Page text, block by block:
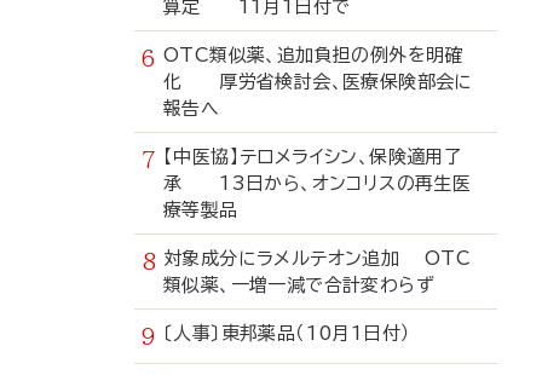
算定 11月1日付で
OTC類似薬、追加負担の例外を明確
化 厚労省検討会、医療保険部会に
報告へ
【中医協】テロメライシン、保険適用了
承 13日から、オンコリスの再生医
療等製品
対象成分にラメルテオン追加 OTC
類似薬、一増一減で合計変わらず
〔人事〕東邦薬品（10月1日付）